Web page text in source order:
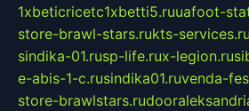
1xbeticricetc1xbetti5.ruuafoot-
store-brawl-stars.rukts-services.ru
sindika-01.rusp-life.rux-legion.ru
e-abis-1-c.rusindika01.ruvenda-
store-brawlstars.ru